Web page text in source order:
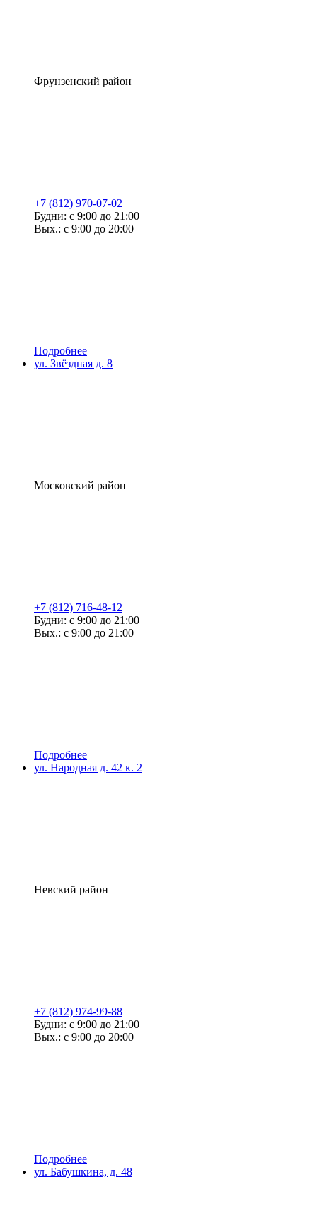
Фрунзенский район
+7 (812) 970-07-02
Будни: с 9:00 до 21:00
Вых.: с 9:00 до 20:00
Подробнее
ул. Звёздная д. 8
Московский район
+7 (812) 716-48-12
Будни: с 9:00 до 21:00
Вых.: с 9:00 до 21:00
Подробнее
ул. Народная д. 42 к. 2
Невский район
+7 (812) 974-99-88
Будни: с 9:00 до 21:00
Вых.: с 9:00 до 20:00
Подробнее
ул. Бабушкина, д. 48